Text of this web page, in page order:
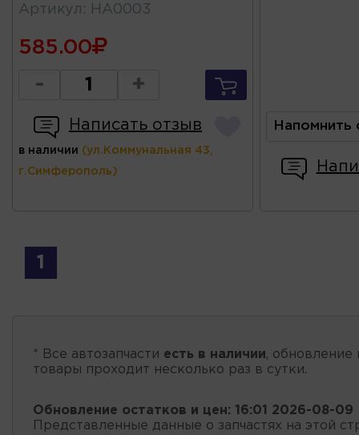
Артикул : HA0003
585.00
- +
Написать отзыв
в наличии (ул.Коммунальная 43,
г.Симферополь)
Напомнить
1
* Все автозапчасти есть в наличии, обновление
товары проходит несколько раз в сутки.
Обновление остатков и цен: 16:01 2026-08-09
Представленные данные о запчастях на этой